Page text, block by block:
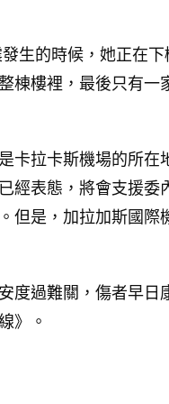
生的時候，她正在
棟樓裡，最後只有一
卡拉卡斯機場的所在
經表態，將會支援委
但是，加拉加斯國際
度過難關，傷者早日
》。